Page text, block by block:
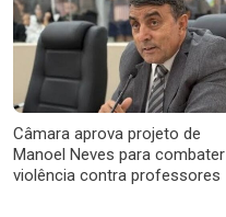
Câmara aprova projeto de
Manoel Neves para combater
violência contra professores